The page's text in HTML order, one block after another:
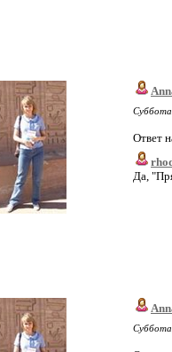
Ответ
Да,